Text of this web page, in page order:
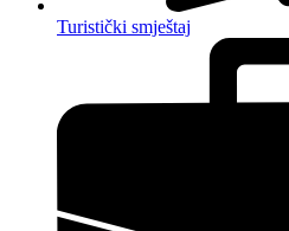
Turistički smještaj